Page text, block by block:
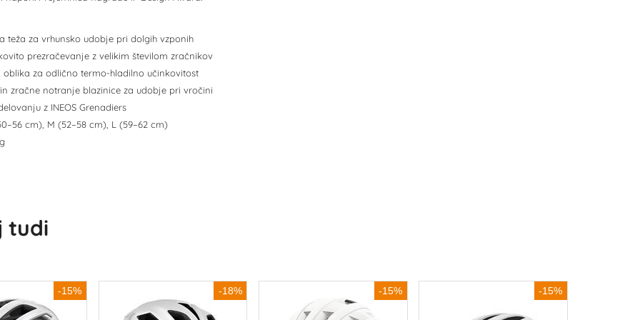
teža za vrhunsko udobje pri dolgih vzponih
prezračevanje z velikim številom zračnikov
oblika za odlično termo-hladilno učinkovitost
zračne notranje blazinice za udobje pri vročini
z INEOS Grenadiers
cm), M (52–58 cm), L (59–62 cm)
tudi
-15% -18% -15% -15%